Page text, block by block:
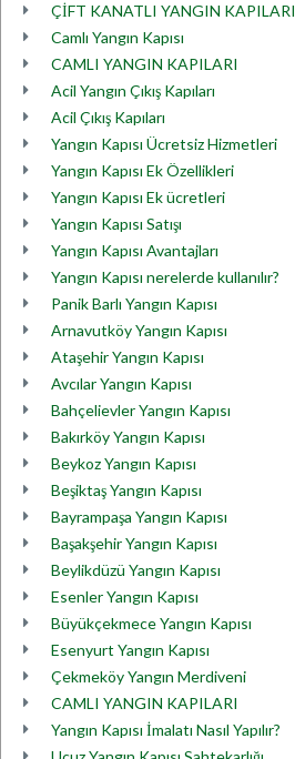
ÇİFT KANATLI YANGIN KAPILARI
Camlı Yangın Kapısı
CAMLI YANGIN KAPILARI
Acil Yangın Çıkış Kapıları
Acil Çıkış Kapıları
Yangın Kapısı Ücretsiz Hizmetleri
Yangın Kapısı Ek Özellikleri
Yangın Kapısı Ek ücretleri
Yangın Kapısı Satışı
Yangın Kapısı Avantajları
Yangın Kapısı nerelerde kullanılır?
Panik Barlı Yangın Kapısı
Arnavutköy Yangın Kapısı
Ataşehir Yangın Kapısı
Avcılar Yangın Kapısı
Bahçelievler Yangın Kapısı
Bakırköy Yangın Kapısı
Beykoz Yangın Kapısı
Beşiktaş Yangın Kapısı
Bayrampaşa Yangın Kapısı
Başakşehir Yangın Kapısı
Beylikdüzü Yangın Kapısı
Esenler Yangın Kapısı
Büyükçekmece Yangın Kapısı
Esenyurt Yangın Kapısı
Çekmeköy Yangın Merdiveni
CAMLI YANGIN KAPILARI
Yangın Kapısı İmalatı Nasıl Yapılır?